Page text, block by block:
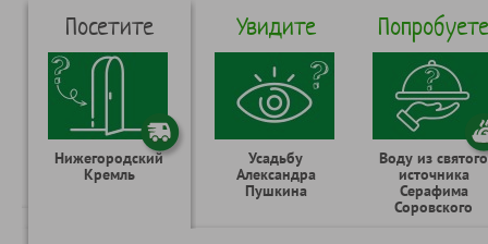
Посетите
Нижегородский
Кремль
Увидите
Усадьбу
Александра
Пушкина
Попробуете
Воду из святого
источника
Серафима
Соровского